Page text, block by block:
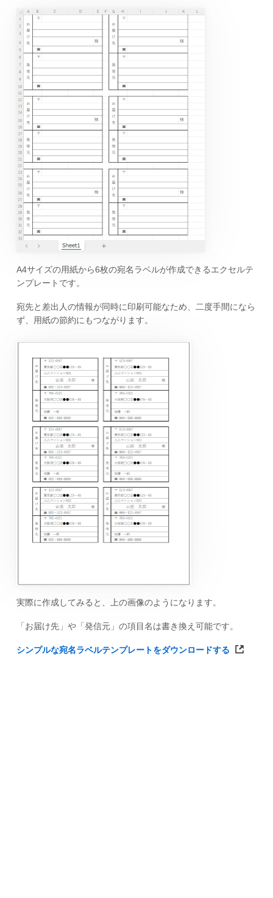
A4サイズの用紙から6枚の宛名ラベルが作成できるエクセルテ
ンプレートです。
宛先と差出人の情報が同時に印刷可能なため、二度手間になら
ず、用紙の節約にもつながります。
実際に作成してみると、上の画像のようになります。
「お届け先」や「発信元」の項目名は書き換え可能です。
シンプルな宛名ラベルテンプレートをダウンロードする